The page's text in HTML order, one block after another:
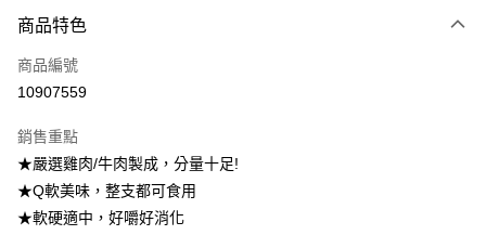
信用卡一次付款
LINE Pay
悠遊付
AFTEE先享後付
相關說明
商品特色
商品編號
10907559
銷售重點
★嚴選雞肉/牛肉製成，分量十足!
★Q軟美味，整支都可食用
★軟硬適中，好嚼好消化